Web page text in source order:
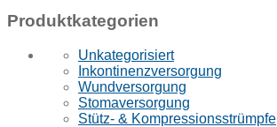
Produktkategorien
Unkategorisiert
Inkontinenzversorgung
Wundversorgung
Stomaversorgung
Stütz- & Kompressionsstrümpfe